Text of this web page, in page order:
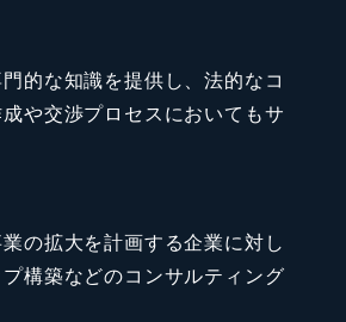
的な知識を提供し、法的なコ
や交渉プロセスにおいてもサ
の拡大を計画する企業に対し
構築などのコンサルティング